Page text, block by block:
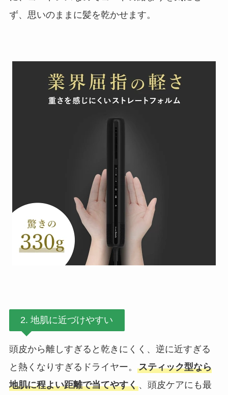
ず、思いのままに髪を乾かせます。
2. 地肌に近づけやすい
頭皮から離しすぎると乾きにくく、逆に近すぎる
と熱くなりすぎるドライヤー。 スティック型なら
地肌に程よい距離で当てやすく、頭皮ケアにも最